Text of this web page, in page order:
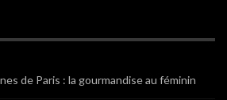
de Paris : la gourmandise au féminin